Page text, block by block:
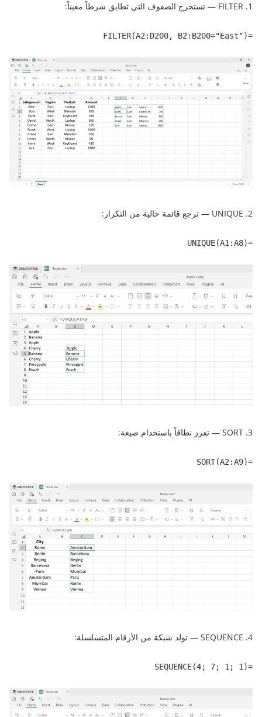
1. FILTER — تستخرج الصفوف التي تطابق شرطاً معيناً:
=FILTER(A2:D200, B2:B200="East")
2. UNIQUE — ترجع قائمة خالية من التكرار:
=UNIQUE(A1:A8)
3. SORT — تفرز نطاقاً باستخدام صيغة:
=SORT(A2:A9)
4. SEQUENCE — تولد شبكة من الأرقام المتسلسلة:
=SEQUENCE(4; 7; 1; 1)